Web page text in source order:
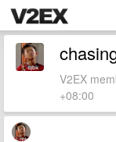
V2EX
+08:00